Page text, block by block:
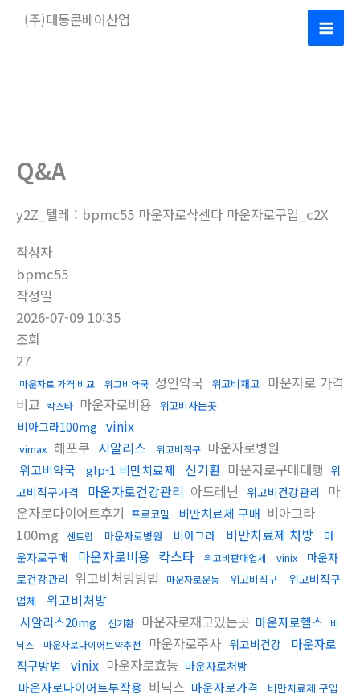
(주)대동콘베어산업
Main
Q&A
y2Z_텔레 : bpmc55 마운자로삭센다 마운자로구입_c2X
작성자
bpmc55
작성일
2026-07-09 10:35
조회
27
마운자로 가격 비교 위고비약국 성인약국 위고비재고
마운자로 가격
비교 칵스타 마운자로비용 위고비사는곳
비아그라100mg vinix
vimax 해포쿠 시알리스 위고비직구 마운자로병원
위고비약국 glp-1 비만치료제 신기환 마운자로구매대행 위
고비직구가격
마운자로건강관리 아드레닌 위고비건강관리
마
운자로다이어트후기 프로코밀 비만치료제 구매 비아그라
100mg
센트립 마운자로병원 비아그라 비만치료제 처방
마
운자로구매
마운자로비용 칵스타 위고비판매업체 vinix
마운자
로건강관리 위고비처방방법 마운자로운동 위고비직구
위고비직구
업체
위고비처방
시알리스20mg 신기환 마운자로재고있는곳 마운자로헬스
비
닉스
마운자로다이어트약추천 마운자로주사 위고비건강
마운자로
직구방법
vinix 마운자로효능 마운자로처방
마운자로다이어트부작용 비닉스 마운자로가격 비만치료제 구입